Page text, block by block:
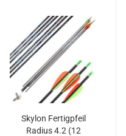
Skylon Fertigpfeil
Radius 4.2 (12